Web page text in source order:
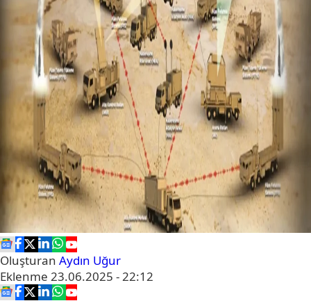
Oluşturan Aydın Uğur
Eklenme 23.06.2025 - 22:12